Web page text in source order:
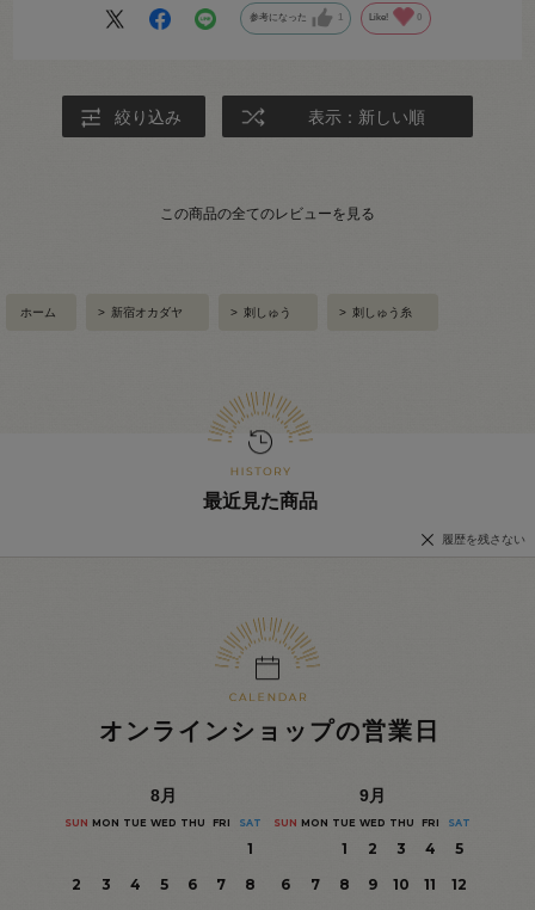
参考になった 1 Like! 0
絞り込み 表示：新しい順
この商品の全てのレビューを見る
ホーム > 新宿オカダヤ > 刺しゅう > 刺しゅう糸
最近見た商品
履歴を残さない
オンラインショップの営業日
8月
SUN MON TUE WED THU FRI SAT
1
2
3 4 5 6 7
8
9月
SUN MON TUE WED THU FRI SAT
1 2 3 4
5
6
7 8 9 10 11
12